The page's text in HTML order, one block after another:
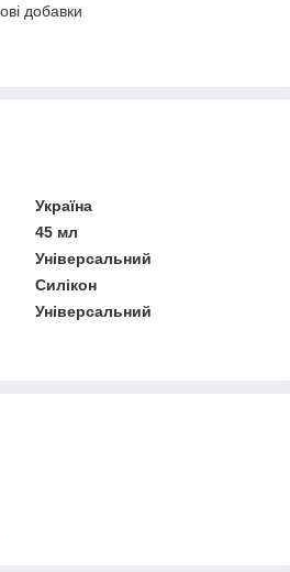
добавки
Україна
45 мл
Універсальний
Силікон
Універсальний